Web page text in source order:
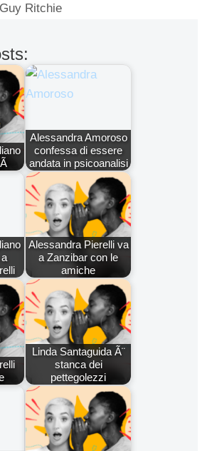
Ritchie
Alessandra Amoroso
confessa di essere
andata in psicoanalisi
Alessandra Pierelli va
a Zanzibar con le
amiche
Linda Santaguida Ã¨
stanca dei
pettegolezzi